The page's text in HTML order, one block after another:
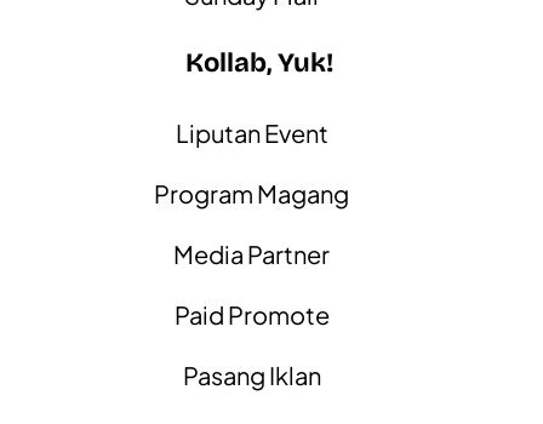
Kollab, Yuk!
Liputan Event
Program Magang
Media Partner
Paid Promote
Pasang Iklan